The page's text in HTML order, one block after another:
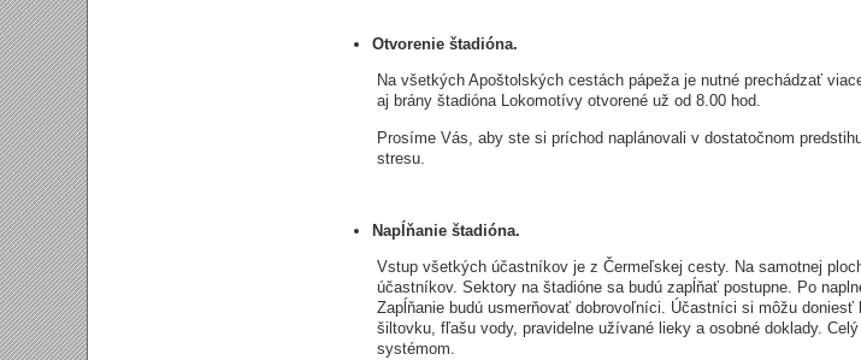
Otvorenie štadióna.
Na všetkých Apoštolských cestách pápeža je nutné prechádzať
aj brány štadióna Lokomotívy otvorené už od 8.00 hod.
Prosíme Vás, aby ste si príchod naplánovali v dostatočnom
stresu.
Napĺňanie štadióna.
Vstup všetkých účastníkov je z Čermeľskej cesty. Na samotnej
účastníkov. Sektory na štadióne sa budú zapĺňať postupne. Po
Zapĺňanie budú usmerňovať dobrovoľníci. Účastníci si môžu
šiltovku, fľašu vody, pravidelne užívané lieky a osobné doklady.
systémom.